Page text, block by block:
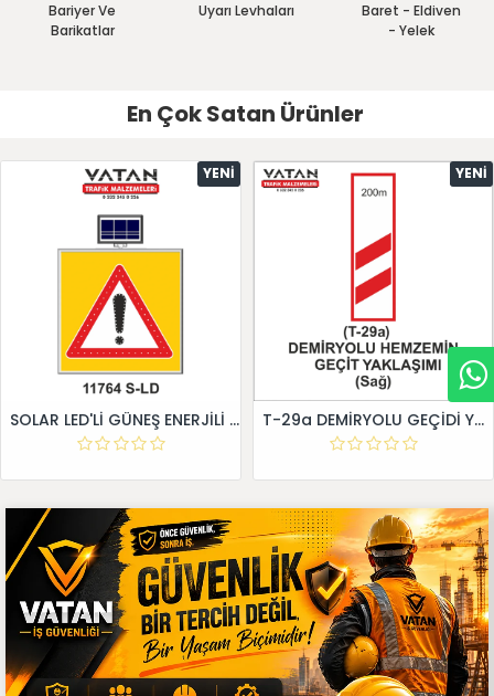
Bariyer Ve
Barikatlar
Uyarı Levhaları
Baret - Eldiven
- Yelek
En Çok Satan Ürünler
YENI
SOLAR LED'Lİ GÜNEŞ ENERJİLİ LEVHA
YENI
T-29a DEMİRYOLU GEÇİDİ YAKLAŞIM LEVHALARI (Sağ)